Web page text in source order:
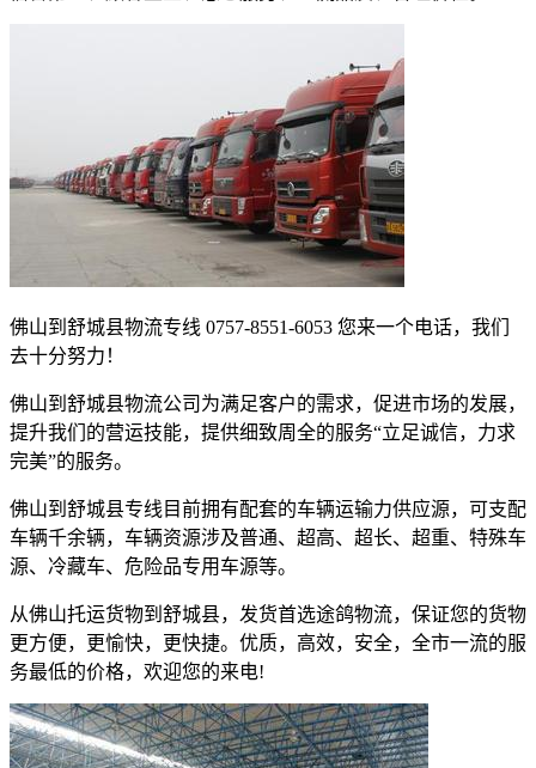
佛山到舒城县物流专线 0757-8551-6053 您来一个电话，我们
去十分努力！
佛山到舒城县物流公司为满足客户的需求，促进市场的发展，
提升我们的营运技能，提供细致周全的服务“立足诚信，力求
完美”的服务。
佛山到舒城县专线目前拥有配套的车辆运输力供应源，可支配
车辆千余辆，车辆资源涉及普通、超高、超长、超重、特殊车
源、冷藏车、危险品专用车源等。
从佛山托运货物到舒城县，发货首选途鸽物流，保证您的货物
更方便，更愉快，更快捷。优质，高效，安全，全市一流的服
务最低的价格，欢迎您的来电!